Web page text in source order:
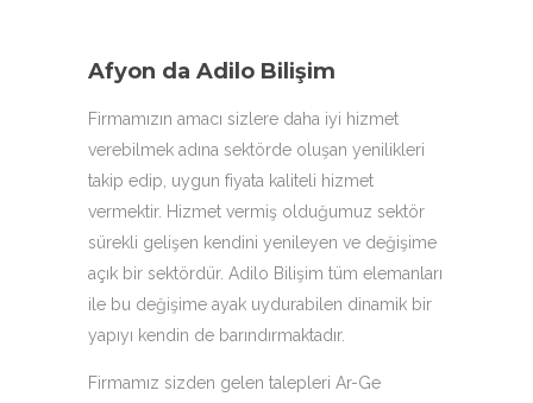
Afyon da Adilo Bilişim
Firmamızın amacı sizlere daha iyi hizmet
verebilmek adına sektörde oluşan yenilikleri
takip edip, uygun fiyata kaliteli hizmet
vermektir. Hizmet vermiş olduğumuz sektör
sürekli gelişen kendini yenileyen ve değişime
açık bir sektördür. Adilo Bilişim tüm elemanları
ile bu değişime ayak uydurabilen dinamik bir
yapıyı kendin de barındırmaktadır.
Firmamız sizden gelen talepleri Ar-Ge